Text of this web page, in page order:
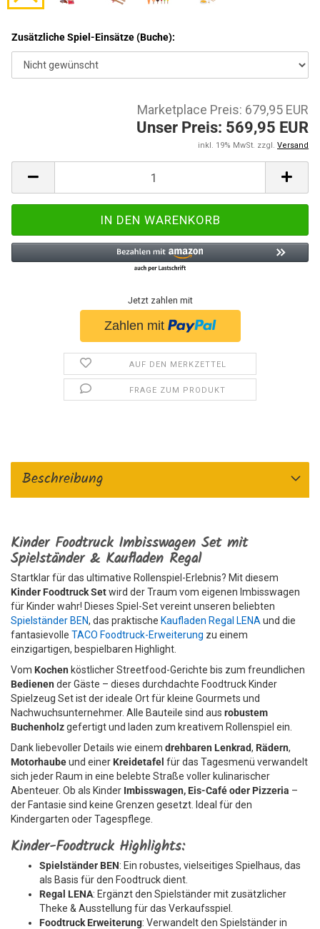
Zusätzliche Spiel-Einsätze (Buche):
Marketplace Preis: 679,95 EUR
Unser Preis: 569,95 EUR
inkl. 19% MwSt. zzgl. Versand
Jetzt zahlen mit
AUF DEN MERKZETTEL
FRAGE ZUM PRODUKT
Beschreibung
Kinder Foodtruck Imbisswagen Set mit
Spielständer & Kaufladen Regal
Startklar für das ultimative Rollenspiel-Erlebnis? Mit diesem
Kinder Foodtruck Setwird der Traum vom eigenen Imbisswagen
für Kinder wahr! Dieses Spiel-Set vereint unseren beliebten
Spielständer BEN, das praktische Kaufladen Regal LENA und die
fantasievolle TACO Foodtruck-Erweiterung zu einem
einzigartigen, bespielbaren Highlight.
Vom Kochen köstlicher Streetfood-Gerichte bis zum freundlichen
Bedienen der Gäste – dieses durchdachte Foodtruck Kinder
Spielzeug Set ist der ideale Ort für kleine Gourmets und
Nachwuchsunternehmer. Alle Bauteile sind aus robustem
Buchenholzgefertigt und laden zum kreativem Rollenspiel ein.
Dank liebevoller Details wie einem drehbaren Lenkrad, Rädern,
Motorhaubeund einer Kreidetafel für das Tagesmenü verwandelt
sich jeder Raum in eine belebte Straße voller kulinarischer
Abenteuer. Ob als Kinder Imbisswagen, Eis-Café oder Pizzeria –
der Fantasie sind keine Grenzen gesetzt. Ideal für den
Kindergarten oder Tagespflege.
Kinder-Foodtruck Highlights:
Spielständer BEN: Ein robustes, vielseitiges Spielhaus, das
als Basis für den Foodtruck dient.
Regal LENA: Ergänzt den Spielständer mit zusätzlicher
Theke & Ausstellung für das Verkaufsspiel.
Foodtruck Erweiterung: Verwandelt den Spielständer in